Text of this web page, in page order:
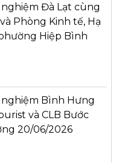
Đà Lạt cùng
Phòng Kinh tế, Hạ
Hiệp Bình
Bình Hưng
và CLB Bước
20/06/2026